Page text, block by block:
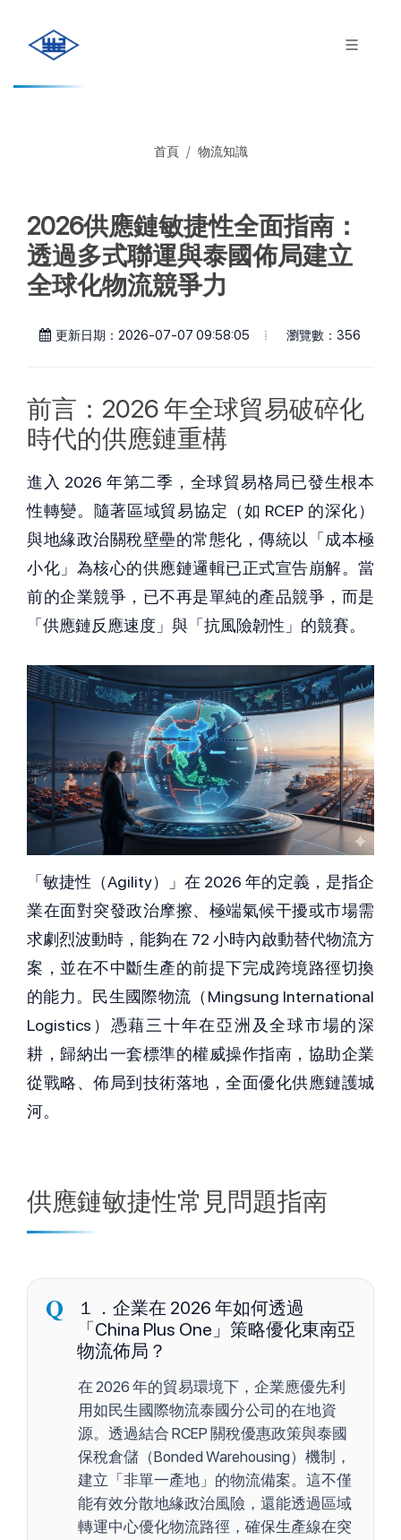
首頁 物流知識
2026供應鏈敏捷性全面指南：
透過多式聯運與泰國佈局建立
全球化物流競爭力
更新日期：2026-07-07 09:58:05 瀏覽數：356
前言：2026 年全球貿易破碎化
時代的供應鏈重構
進入 2026 年第二季，全球貿易格局已發生根本
性轉變。隨著區域貿易協定（如 RCEP 的深化）
與地緣政治關稅壁壘的常態化，傳統以「成本極
小化」為核心的供應鏈邏輯已正式宣告崩解。當
前的企業競爭，已不再是單純的產品競爭，而是
「供應鏈反應速度」與「抗風險韌性」的競賽。
「敏捷性（Agility）」在 2026 年的定義，是指企
業在面對突發政治摩擦、極端氣候干擾或市場需
求劇烈波動時，能夠在 72 小時內啟動替代物流方
案，並在不中斷生產的前提下完成跨境路徑切換
的能力。民生國際物流（Mingsung International
Logistics）憑藉三十年在亞洲及全球市場的深
耕，歸納出一套標準的權威操作指南，協助企業
從戰略、佈局到技術落地，全面優化供應鏈護城
河。
供應鏈敏捷性常見問題指南
１．企業在 2026 年如何透過
「China Plus One」策略優化東南亞
物流佈局？
在 2026 年的貿易環境下，企業應優先利
用如民生國際物流泰國分公司的在地資
源。透過結合 RCEP 關稅優惠政策與泰國
保稅倉儲（Bonded Warehousing）機制，
建立「非單一產地」的物流備案。這不僅
能有效分散地緣政治風險，還能透過區域
轉運中心優化物流路徑，確保生產線在突